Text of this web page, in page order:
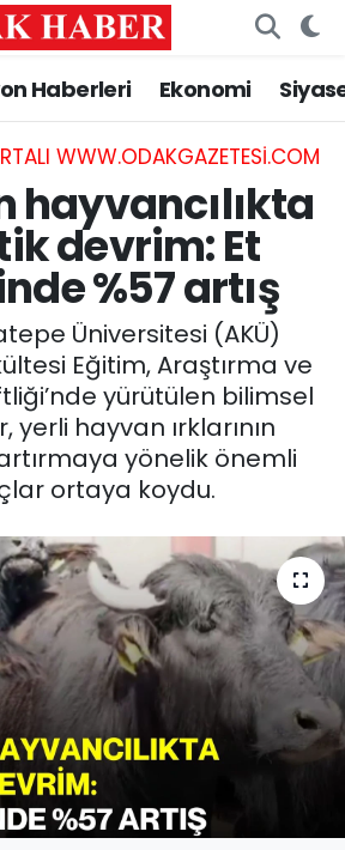
Haberleri Ekonomi
WWW.ODAKGAZETESI.COM
hayvancılıkta
devrim: Et
%57 artış
Üniversitesi (AKÜ)
Eğitim, Araştırma ve
yürütülen bilimsel
yerli hayvan ırklarının
yönelik önemli
ortaya koydu.
HABERLERİ
Durumu ve Fikstür